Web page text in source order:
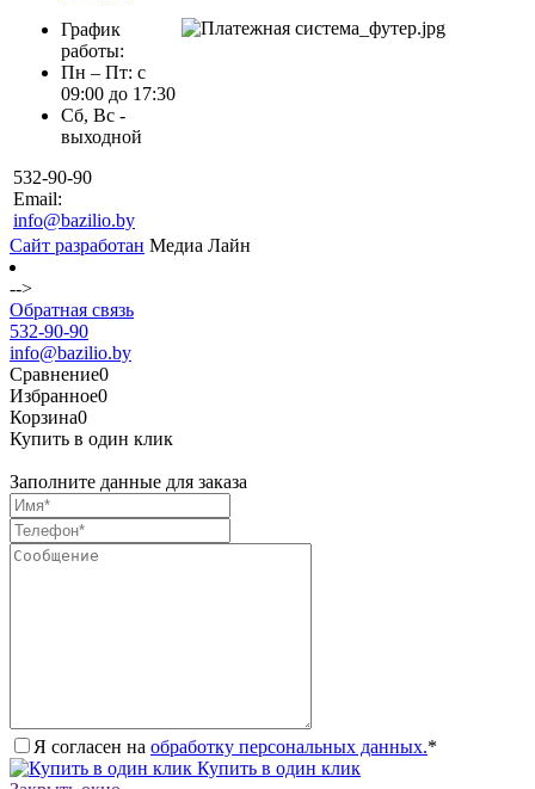
График
работы:
Пн – Пт: с
09:00 до 17:30
Сб, Вс -
выходной
532-90-90
Email:
info@bazilio.by
Сайт разработан Медиа Лайн
-->
Обратная связь
532-90-90
info@bazilio.by
Сравнение0
Избранное0
Корзина0
Купить в один клик
Заполните данные для заказа
Я согласен на обработку персональных данных.*
Купить в один клик